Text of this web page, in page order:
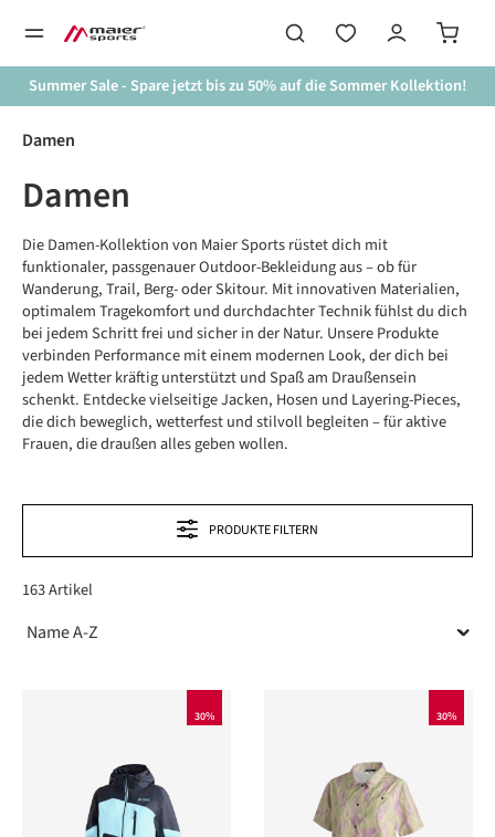
springen
Summer Sale - Spare jetzt bis zu 50% auf die Sommer Kollektion!
Damen
Damen
Die Damen-Kollektion von Maier Sports rüstet dich mit
funktionaler, passgenauer Outdoor-Bekleidung aus – ob für
Wanderung, Trail, Berg- oder Skitour. Mit innovativen Materialien,
optimalem Tragekomfort und durchdachter Technik fühlst du dich
bei jedem Schritt frei und sicher in der Natur. Unsere Produkte
verbinden Performance mit einem modernen Look, der dich bei
jedem Wetter kräftig unterstützt und Spaß am Draußensein
schenkt. Entdecke vielseitige Jacken, Hosen und Layering-Pieces,
die dich beweglich, wetterfest und stilvoll begleiten – für aktive
Frauen, die draußen alles geben wollen.
PRODUKTE FILTERN
163 Artikel
30% 30%